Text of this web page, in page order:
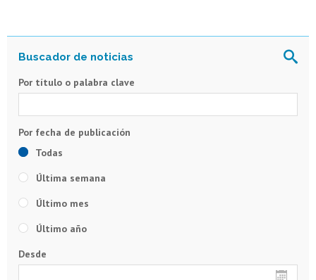
Por título o palabra clave
Todas
Última semana
Último mes
Último año
Desde